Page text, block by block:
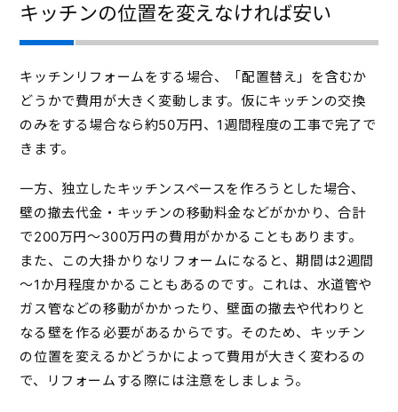
キッチンの位置を変えなければ安い
キッチンリフォームをする場合、「配置替え」を含むか
どうかで費用が大きく変動します。仮にキッチンの交換
のみをする場合なら約50万円、1週間程度の工事で完了で
きます。
一方、独立したキッチンスペースを作ろうとした場合、
壁の撤去代金・キッチンの移動料金などがかかり、合計
で200万円～300万円の費用がかかることもあります。
また、この大掛かりなリフォームになると、期間は2週間
～1か月程度かかることもあるのです。これは、水道管や
ガス管などの移動がかかったり、壁面の撤去や代わりと
なる壁を作る必要があるからです。そのため、キッチン
の位置を変えるかどうかによって費用が大きく変わるの
で、リフォームする際には注意をしましょう。